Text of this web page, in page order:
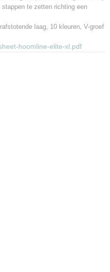
te zetten richting een
laag, 10 kleuren, V-groef
hoomline-elite-xl.pdf